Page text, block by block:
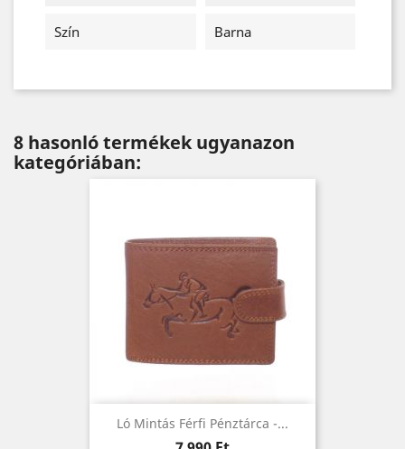
Szín Barna
8 hasonló termékek ugyanazon
kategóriában:
Ló Mintás Férfi Pénztárca -...